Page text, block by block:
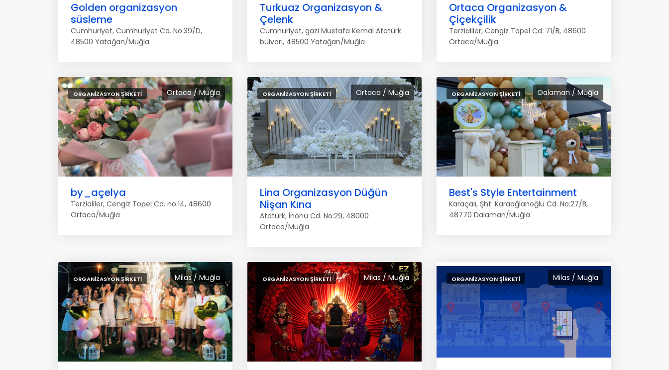
Golden organizasyon
süsleme
Cumhuriyet, Cumhuriyet Cd. No:39/D,
48500 Yatağan/Muğla
Turkuaz Organizasyon &
Çelenk
Cumhuriyet, gazi Mustafa Kemal Atatürk
bulvarı, 48500 Yatağan/Muğla
Ortaca Organizasyon &
Çiçekçilik
Terzialiler, Cengiz Topel Cd. 71/B, 48600
Ortaca/Muğla
Ortaca / Muğla
ORGANIZASYON ŞIRKETI
by_açelya
Terzialiler, Cengiz Topel Cd. no:14, 48600
Ortaca/Muğla
Ortaca / Muğla
ORGANIZASYON ŞIRKETI
Lina Organizasyon Düğün
Nişan Kına
Atatürk, İnönü Cd. No:29, 48000
Ortaca/Muğla
Dalaman / Muğla
ORGANIZASYON ŞIRKETI
Best's Style Entertainment
Karaçalı, Şht. Karaoğlanoğlu Cd. No:27/B,
48770 Dalaman/Muğla
Milas / Muğla
ORGANIZASYON ŞIRKETI Milas / Muğla
ORGANIZASYON ŞIRKETI Milas / Muğla
ORGANIZASYON ŞIRKETI